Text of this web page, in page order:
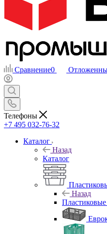
Сравнение0
Телефоны
+7 495 032-76-32
Каталог
Назад
Каталог
Назад